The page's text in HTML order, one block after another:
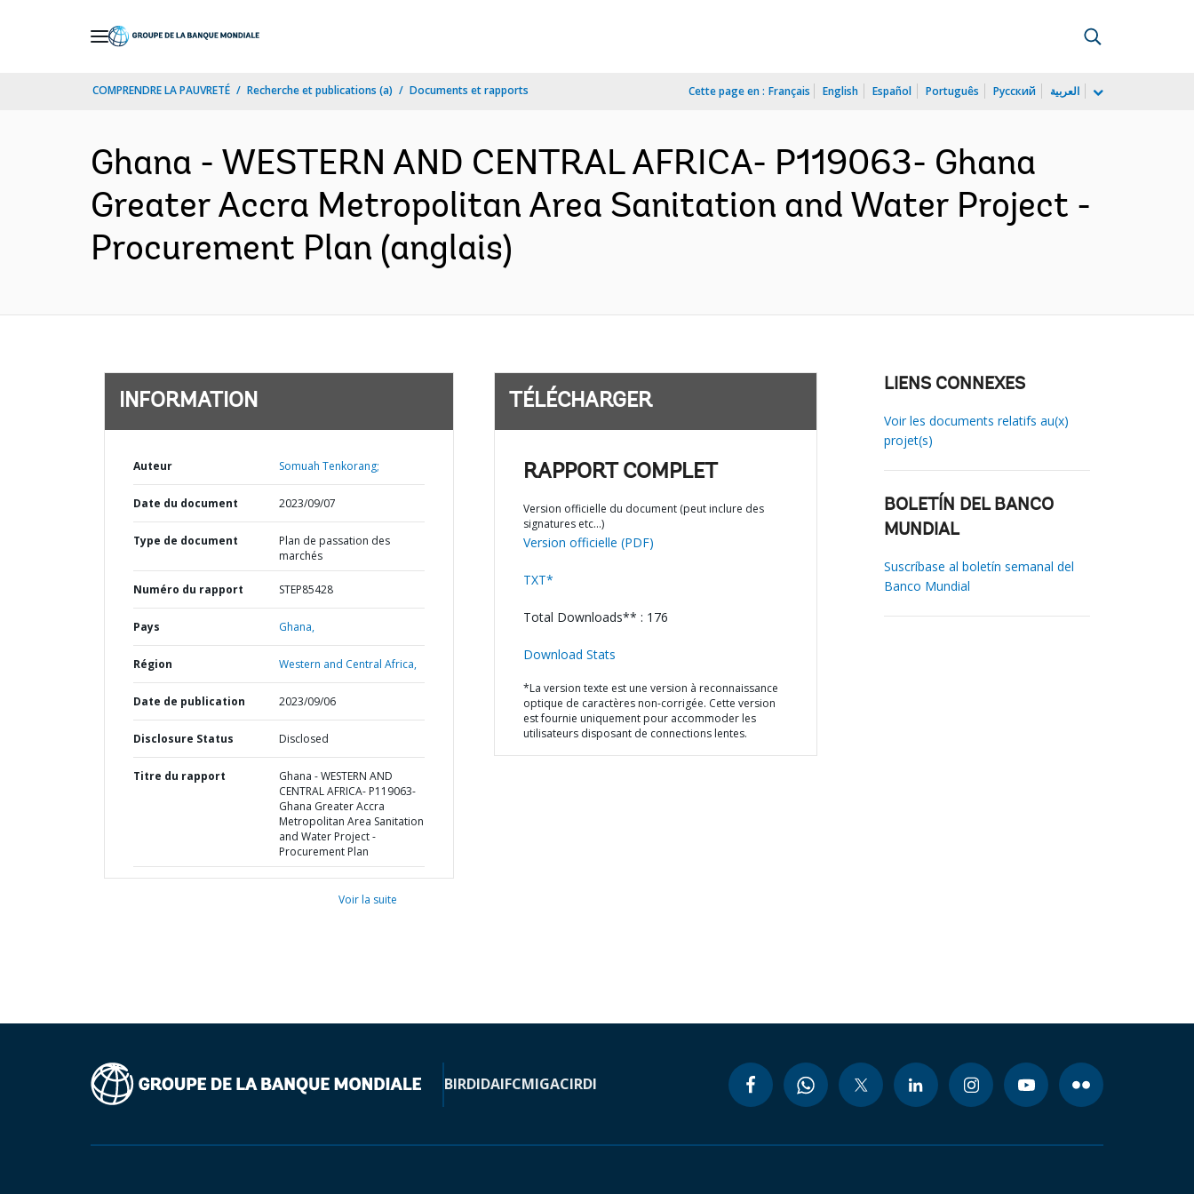
COMPRENDRE LA PAUVRETÉ Recherche et publications (a) Documents et rapports Cette page en : Français English Español Português Русский العربية
Ghana - WESTERN AND CENTRAL AFRICA- P119063- Ghana
Greater Accra Metropolitan Area Sanitation and Water Project -
Procurement Plan (anglais)
INFORMATION
Auteur Somuah Tenkorang;
Date du document 2023/09/07
Type de document
Plan de passation des
marchés
Numéro du rapport STEP85428
Pays Ghana,
Région Western and Central Africa,
Date de publication 2023/09/06
Disclosure Status Disclosed
Titre du rapport
Ghana - WESTERN AND
CENTRAL AFRICA- P119063-
Ghana Greater Accra
Metropolitan Area Sanitation
and Water Project -
Procurement Plan
Voir la suite
TÉLÉCHARGER
RAPPORT COMPLET
Version officielle du document (peut inclure des
signatures etc…)
Version officielle (PDF)
TXT*
Total Downloads** : 176
Download Stats
*La version texte est une version à reconnaissance
optique de caractères non-corrigée. Cette version
est fournie uniquement pour accommoder les
utilisateurs disposant de connections lentes.
LIENS CONNEXES
Voir les documents relatifs au(x)
projet(s)
BOLETÍN DEL BANCO
MUNDIAL
Suscríbase al boletín semanal del
Banco Mundial
BIRDIDAIFCMIGACIRDI